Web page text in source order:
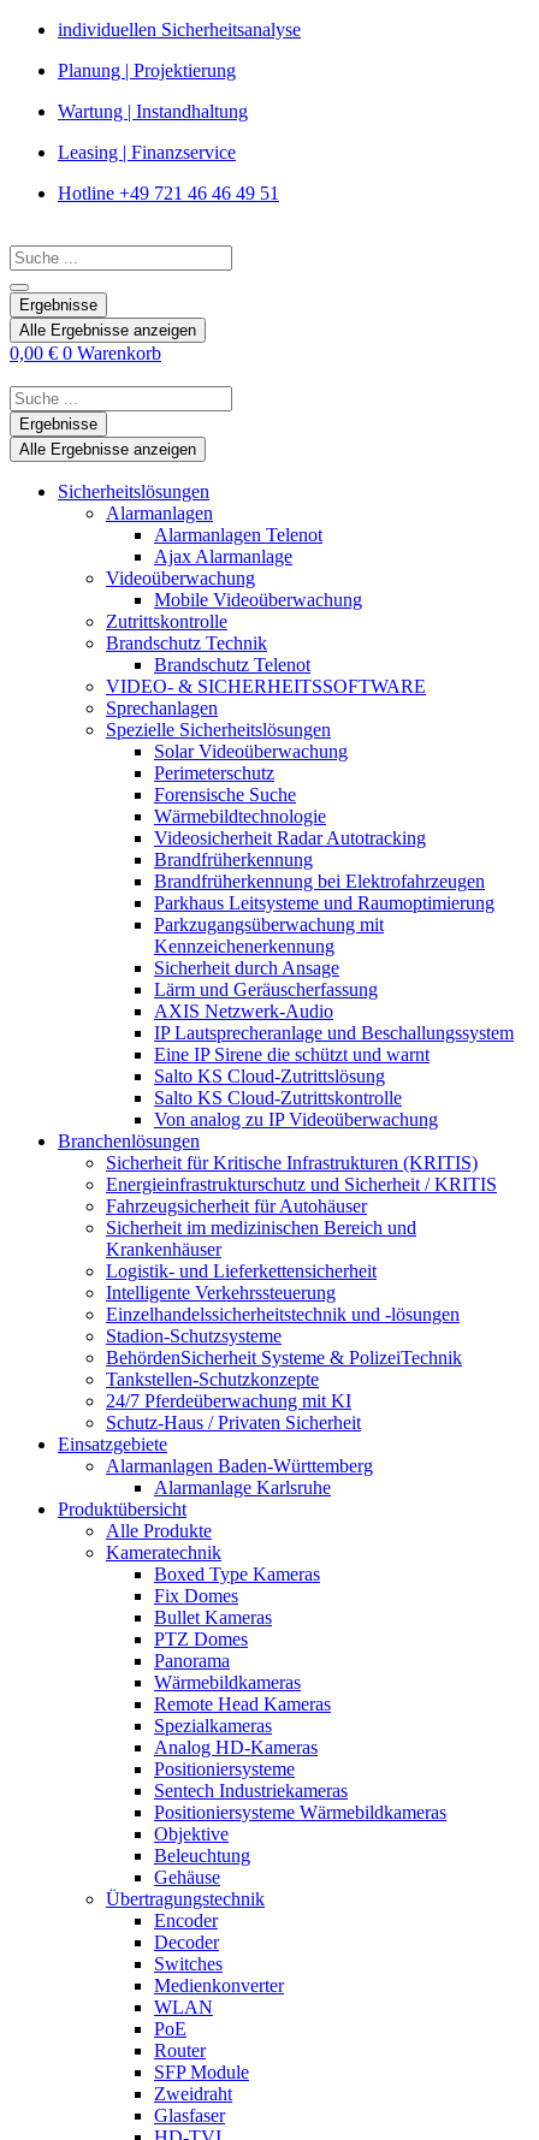
Zum
springen
individuellen Sicherheitsanalyse
Planung | Projektierung
Wartung | Instandhaltung
Leasing | Finanzservice
Hotline +49 721 46 46 49 51
Search
...
Ergebnisse
Alle Ergebnisse anzeigen
0,00 € 0 Warenkorb
Search
...Ergebnisse
Alle Ergebnisse anzeigen
Sicherheitslösungen
Alarmanlagen
Alarmanlagen Telenot
Ajax Alarmanlage
Videoüberwachung
Mobile Videoüberwachung
Zutrittskontrolle
Brandschutz Technik
Brandschutz Telenot
VIDEO- & SICHERHEITSSOFTWARE
Sprechanlagen
Spezielle Sicherheitslösungen
Solar Videoüberwachung
Perimeterschutz
Forensische Suche
Wärmebildtechnologie
Videosicherheit Radar Autotracking​
Brandfrüherkennung
Brandfrüherkennung bei Elektrofahrzeugen
Parkhaus Leitsysteme und Raumoptimierung
Parkzugangsüberwachung mit
Kennzeichenerkennung
Sicherheit durch Ansage
Lärm und Geräuscherfassung
AXIS Netzwerk-Audio
IP Lautsprecheranlage und Beschallungssystem
Eine IP Sirene die schützt und warnt
Salto KS Cloud-Zutrittslösung
Salto KS Cloud-Zutrittskontrolle
Von analog zu IP Videoüberwachung
Branchenlösungen
Sicherheit für Kritische Infrastrukturen (KRITIS)
Energieinfrastrukturschutz und Sicherheit / KRITIS
Fahrzeugsicherheit für Autohäuser
Sicherheit im medizinischen Bereich und
Krankenhäuser
Logistik- und Lieferkettensicherheit
Intelligente Verkehrssteuerung
Einzelhandelssicherheitstechnik und -lösungen
Stadion-Schutzsysteme
BehördenSicherheit Systeme & PolizeiTechnik
Tankstellen-Schutzkonzepte​
24/7 Pferdeüberwachung mit KI
Schutz-Haus / Privaten Sicherheit
Einsatzgebiete
Alarmanlagen Baden-Württemberg
Alarmanlage Karlsruhe
Produktübersicht
Alle Produkte
Kameratechnik
Boxed Type Kameras
Fix Domes
Bullet Kameras
PTZ Domes
Panorama
Wärmebildkameras
Remote Head Kameras
Spezialkameras
Analog HD-Kameras
Positioniersysteme
Sentech Industriekameras
Positioniersysteme Wärmebildkameras
Objektive
Beleuchtung
Gehäuse
Übertragungstechnik
Encoder
Decoder
Switches
Medienkonverter
WLAN
PoE
Router
SFP Module
Zweidraht
Glasfaser